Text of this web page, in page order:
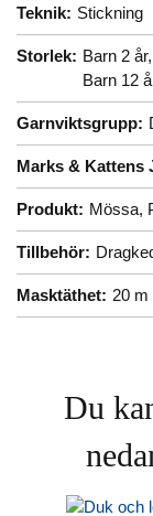
Teknik: Stickning
Storlek: Barn 2 år,
Barn 12
Garnviktsgrupp:
Marks & Kattens
Produkt: Mössa,
Tillbehör:
Masktäthet: 20 m
Du